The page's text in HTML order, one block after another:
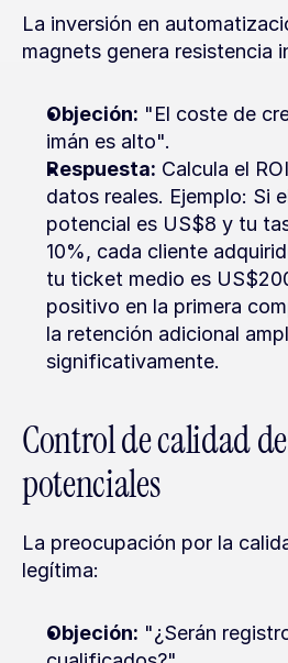
La inversión en
magnets genera resistencia
Objeción: "El coste de
imán es alto".
Respuesta: Calcula el
datos reales. Ejemplo: Si
potencial es US$8 y tu
10%, cada cliente
tu ticket medio es
positivo en la primera
la retención adicional
significativamente.
Control de calidad
potenciales
La preocupación por la
legítima:
Objeción: "¿Serán